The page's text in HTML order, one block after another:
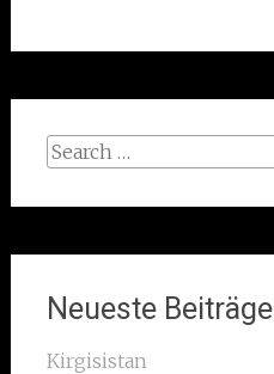
Search
Neueste Beiträge
Kirgisistan